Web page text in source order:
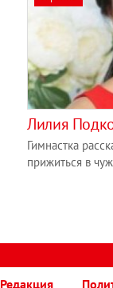
Лилия
Гимнастка
прижиться в
Редакция